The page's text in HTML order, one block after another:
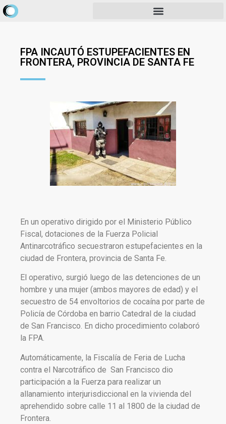
FPA INCAUTÓ ESTUPEFACIENTES EN
FRONTERA, PROVINCIA DE SANTA FE
En un operativo dirigido por el Ministerio Público
Fiscal, dotaciones de la Fuerza Policial
Antinarcotráfico secuestraron estupefacientes en la
ciudad de Frontera, provincia de Santa Fe.
El operativo, surgió luego de las detenciones de un
hombre y una mujer (ambos mayores de edad) y el
secuestro de 54 envoltorios de cocaína por parte de
Policía de Córdoba en barrio Catedral de la ciudad
de San Francisco. En dicho procedimiento colaboró
la FPA.
Automáticamente, la Fiscalía de Feria de Lucha
contra el Narcotráfico de San Francisco dio
participación a la Fuerza para realizar un
allanamiento interjurisdiccional en la vivienda del
aprehendido sobre calle 11 al 1800 de la ciudad de
Frontera.